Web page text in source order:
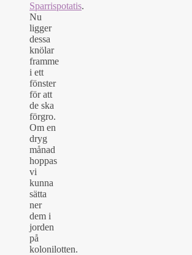
Sparrispotatis.
Nu
ligger
dessa
knölar
framme
i ett
fönster
för att
de ska
förgro.
Om en
dryg
månad
hoppas
vi
kunna
sätta
ner
dem i
jorden
på
kolonilotten.